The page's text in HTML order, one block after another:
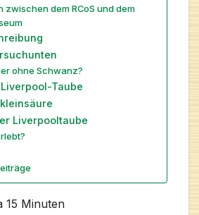
zwischen dem RCoS und dem
ohne Schwanz?
Taube
Liverpooltaube
15 Minuten